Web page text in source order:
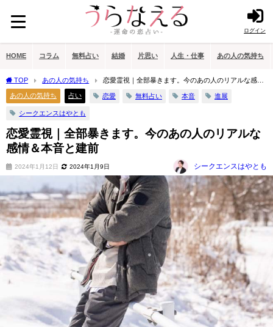
ログイン
HOME コラム 無料占い 結婚 片思い 人生・仕事 あの人の気持ち
TOP あの人の気持ち
恋愛霊視｜全部暴きます。今のあの人のリアルな感情
＆本音と建前
あの人の気持ち 占い 恋愛 無料占い 本音 進展
シークエンスはやとも
恋愛霊視｜全部暴きます。今のあの人のリアルな
感情＆本音と建前
2024年1月12日 2024年1月9日 シークエンスはやとも